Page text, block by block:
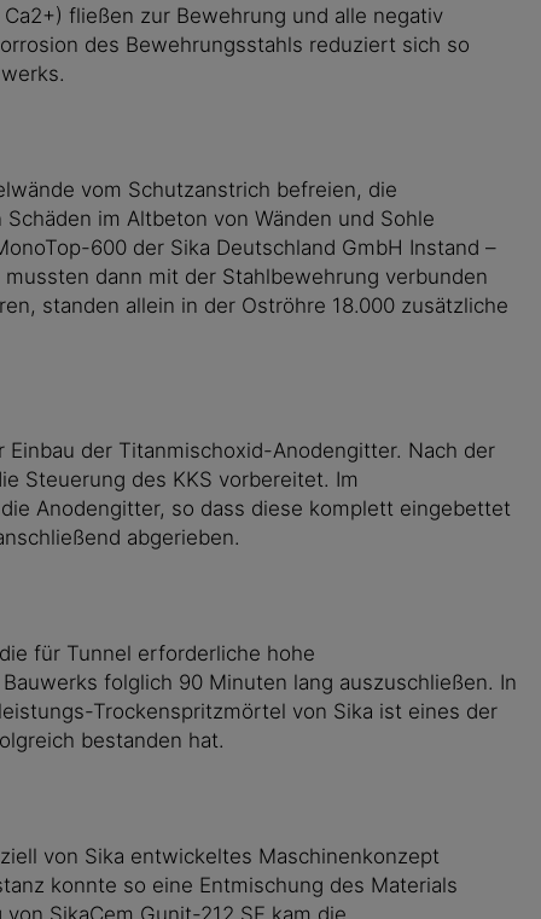
fließen zur Bewehrung und alle negativ
des Bewehrungsstahls reduziert sich so
vom Schutzanstrich befreien, die
im Altbeton von Wänden und Sohle
600 der Sika Deutschland GmbH Instand –
dann mit der Stahlbewehrung verbunden
standen allein in der Oströhre 18.000 zusätzliche
der Titanmischoxid-Anodengitter. Nach der
Steuerung des KKS vorbereitet. Im
Anodengitter, so dass diese komplett eingebettet
abgerieben.
für Tunnel erforderliche hohe
folglich 90 Minuten lang auszuschließen. In
Trockenspritzmörtel von Sika ist eines der
bestanden hat.
von Sika entwickeltes Maschinenkonzept
konnte so eine Entmischung des Materials
SikaCem Gunit-212 SF kam die